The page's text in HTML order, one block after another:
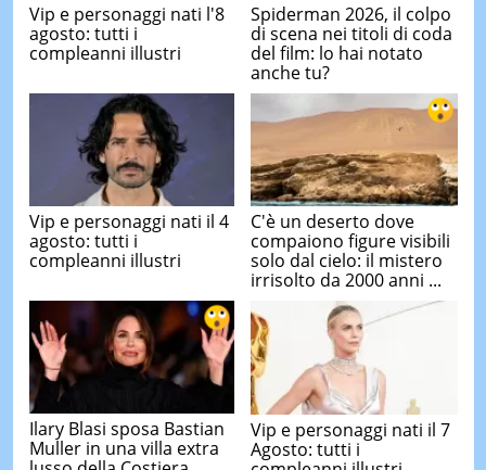
Vip e personaggi nati l'8
agosto: tutti i
compleanni illustri
Spiderman 2026, il colpo
di scena nei titoli di coda
del film: lo hai notato
anche tu?
Vip e personaggi nati il 4
agosto: tutti i
compleanni illustri
C'è un deserto dove
compaiono figure visibili
solo dal cielo: il mistero
irrisolto da 2000 anni ...
Ilary Blasi sposa Bastian
Muller in una villa extra
Vip e personaggi nati il 7
Agosto: tutti i